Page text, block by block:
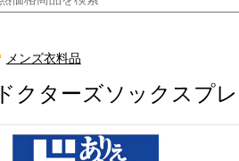
メンズ衣料品
ドクターズソックスプ